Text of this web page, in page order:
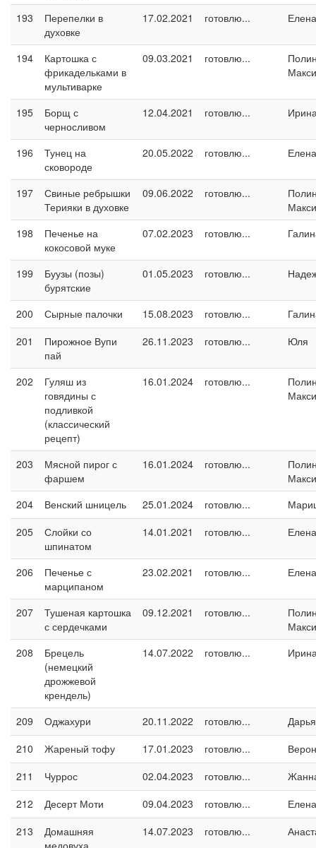
193
Перепелки в
духовке
17.02.2021 готовлю...
194
Картошка с
фрикадельками в
мультиварке
09.03.2021 готовлю...
195
Борщ с
черносливом
12.04.2021 готовлю...
196
Тунец на
сковороде
20.05.2022 готовлю...
197
Свиные ребрышки
Терияки в духовке
09.06.2022 готовлю...
198
Печенье на
кокосовой муке
07.02.2023 готовлю...
199
Буузы (позы)
бурятские
01.05.2023 готовлю...
200 Сырные палочки 15.08.2023 готовлю...
201
Пирожное Вупи
пай
26.11.2023 готовлю... Юля
202
Гуляш из
говядины с
подливкой
(классический
рецепт)
16.01.2024 готовлю...
203
Мясной пирог с
фаршем
16.01.2024 готовлю...
204
Венский шницель 25.01.2024 готовлю...
205
Слойки со
шпинатом
14.01.2021 готовлю...
206
Печенье с
марципаном
23.02.2021 готовлю...
207
Тушеная картошка
с сердечками
09.12.2021 готовлю...
208
Брецель
(немецкий
дрожжевой
крендель)
14.07.2022 готовлю...
209 Оджахури 20.11.2022 готовлю...
Дарья
210
Жареный тофу 17.01.2023 готовлю...
211
Чуррос 02.04.2023 готовлю...
212
Десерт Моти 09.04.2023 готовлю...
213
Домашняя
14.07.2023 готовлю...